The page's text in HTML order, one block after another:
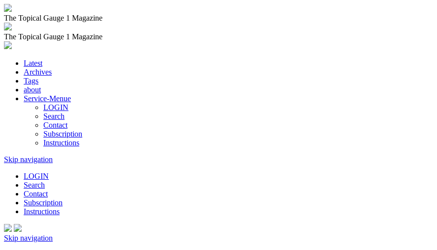
The Topical Gauge 1 Magazine
The Topical Gauge 1 Magazine
Latest
Archives
Tags
about
Service-Menue
LOGIN
Search
Contact
Subscription
Instructions
Skip navigation
LOGIN
Search
Contact
Subscription
Instructions
Skip navigation